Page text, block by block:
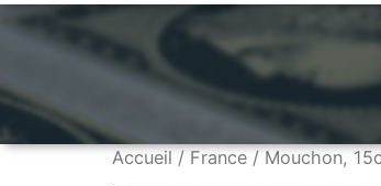
Accueil / France / Mouchon,